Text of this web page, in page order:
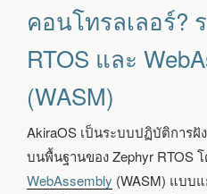
คอนโทรลเลอร์?
RTOS และ
(WASM)
AkiraOS เป็นระบบปฏิบัติการฝั
บนพื้นฐานของ Zephyr RTOS
WebAssembly (WASM) แบบ